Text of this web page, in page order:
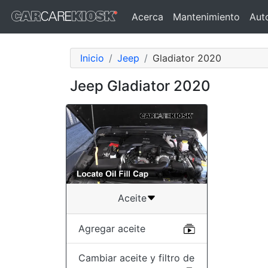
Acerca Mantenimiento
Inicio Jeep Gladiator 2020
Jeep Gladiator 2020
Aceite
Agregar aceite
Cambiar aceite y filtro de